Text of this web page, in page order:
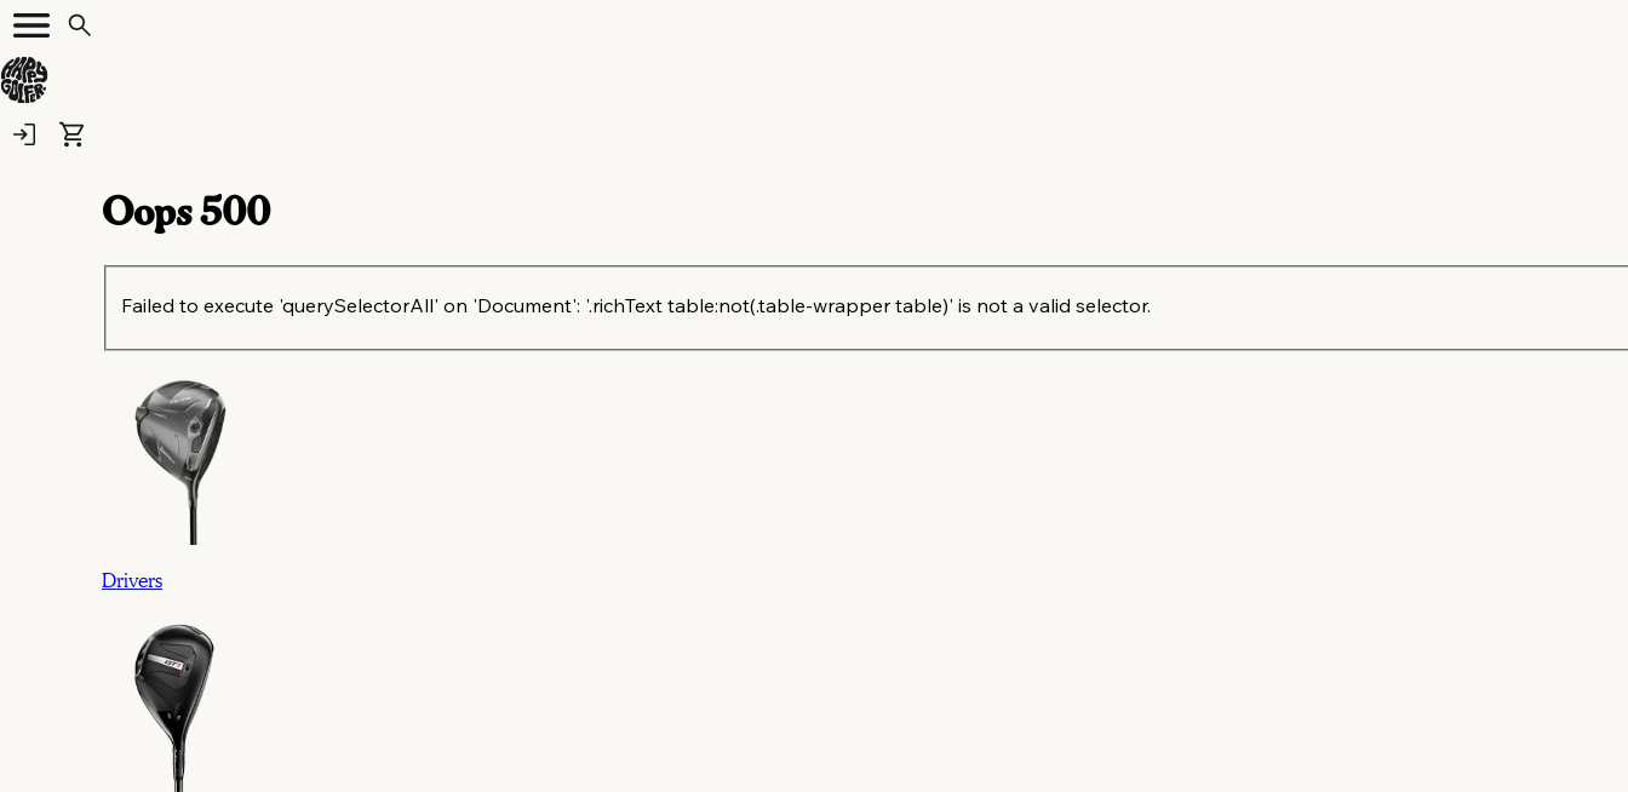
Oops500
Failed to execute 'querySelectorAll' on 'Document': '.richText table:not(.table-wrapper table)' is not a valid selector.
Drivers